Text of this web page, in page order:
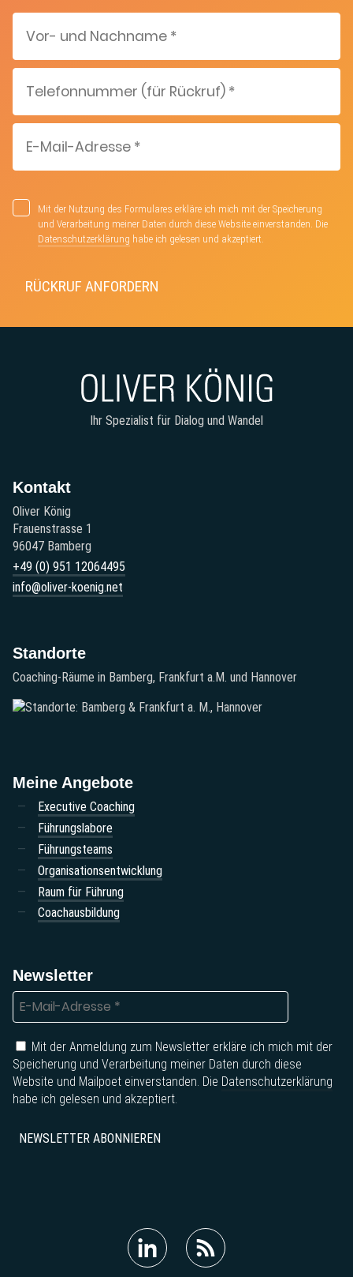
Mit der Nutzung des Formulares erkläre ich mich mit der Speicherung
und Verarbeitung meiner Daten durch diese Website einverstanden. Die
Datenschutzerklärung habe ich gelesen und akzeptiert.
Ihr Spezialist für Dialog und Wandel
Kontakt
Oliver König
Frauenstrasse 1
96047 Bamberg
+49 (0) 951 12064495‬
info@oliver-koenig.net
Standorte
Coaching-Räume in Bamberg, Frankfurt a.M. und Hannover
Meine Angebote
Executive Coaching
Führungslabore
Führungsteams
Organisationsentwicklung
Raum für Führung
Coachausbildung
Newsletter
Mit der Anmeldung zum Newsletter erkläre ich mich mit der
Speicherung und Verarbeitung meiner Daten durch diese
Website und Mailpoet einverstanden. Die Datenschutzerklärung
habe ich gelesen und akzeptiert.